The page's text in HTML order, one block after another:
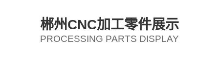
郴州CNC加工零件展示
PROCESSING PARTS DISPLAY